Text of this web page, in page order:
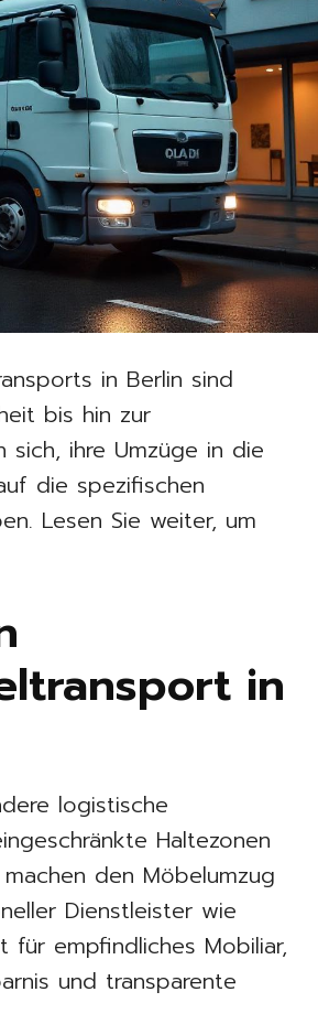
in Berlin sind
bis hin zur
sich, ihre Umzüge in die
die spezifischen
Lesen Sie weiter, um
in
logistische
Haltezonen
den Möbelumzug
Dienstleister wie
empfindliches Mobiliar,
und transparente